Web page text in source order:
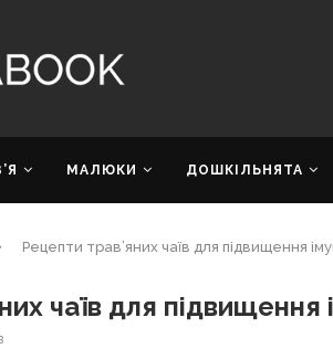
МАЛЮКИ ДОШКІЛЬНЯТА
Рецепти трав’яних чаїв для підвищення
чаїв для підвищення